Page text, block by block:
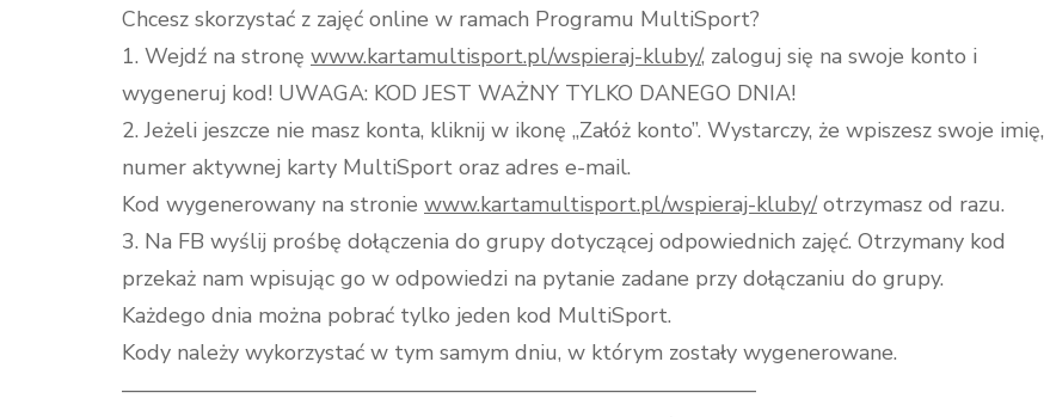
Chcesz skorzystać z zajęć online w ramach Programu MultiSport?
1. Wejdź na stronę www.kartamultisport.pl/wspieraj-kluby/, zaloguj się na swoje konto i
wygeneruj kod! UWAGA: KOD JEST WAŻNY TYLKO DANEGO DNIA!
2. Jeżeli jeszcze nie masz konta, kliknij w ikonę „Załóż konto”. Wystarczy, że wpiszesz swoje imię,
numer aktywnej karty MultiSport oraz adres e-mail.
Kod wygenerowany na stronie www.kartamultisport.pl/wspieraj-kluby/ otrzymasz od razu.
3. Na FB wyślij prośbę dołączenia do grupy dotyczącej odpowiednich zajęć. Otrzymany kod
przekaż nam wpisując go w odpowiedzi na pytanie zadane przy dołączaniu do grupy.
Każdego dnia można pobrać tylko jeden kod MultiSport.
Kody należy wykorzystać w tym samym dniu, w którym zostały wygenerowane.
—————————————————————————————–